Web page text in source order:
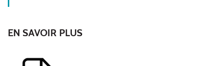
EN SAVOIR PLUS